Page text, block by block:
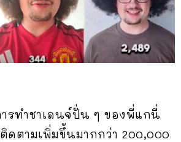
รทำชาเลนจ์ปั่น ๆ ของพี่แกนี่
ดตามเพิ่มขึ้นมากกว่า 200,000